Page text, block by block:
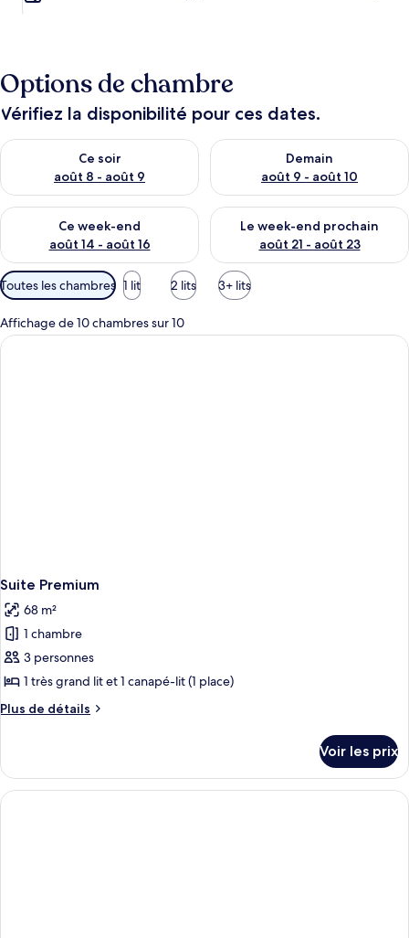
Options de chambre
Vérifiez la disponibilité pour ces dates.
Ce soir
août 8 - août 9
Vérifier la disponibilité pour ce soir août 8 - août 9
Demain
août 9 - août 10
Vérifier la disponibilité pour
Ce week-end
août 14 - août 16
Vérifier la disponibilité pour ce week-end août 14 - août 16
Le week-end prochain
août 21 - août 23
Vérifier la disponibilité pour
Filtres
disponibles
pour
les
Toutes les chambres 1 lit 2 lits 3+ lits
Affichage de 10 chambres sur 10
Suite Premium
68 m²
1 chambre
3 personnes
1 très grand lit et 1 canapé-lit (1 place)
Plus de détails
Plus
le
type
de
Voir les prix